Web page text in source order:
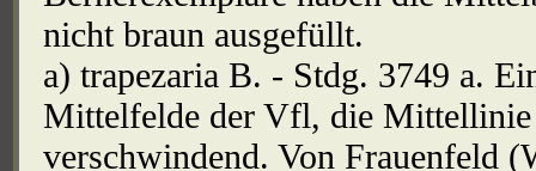
nicht braun ausgefüllt.
a) trapezaria B. - Stdg. 3749 a.
Mittelfelde der Vfl, die
verschwindend. Von Frauenfeld